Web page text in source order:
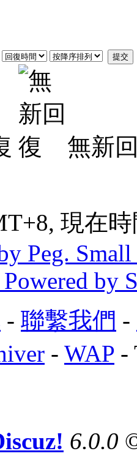
提交
無新
現在
Peg.
by
- 聯繫我們 -
- WAP -
6.0.0